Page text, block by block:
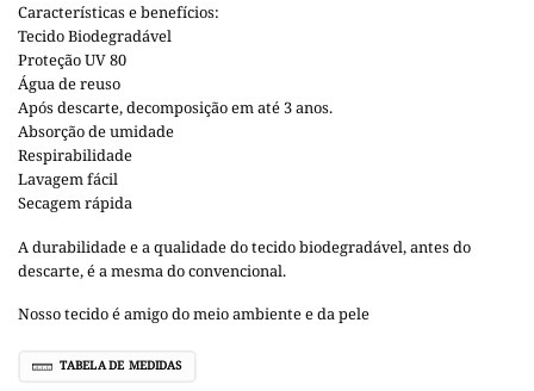
Características e benefícios:
Tecido Biodegradável
Proteção UV 80
Água de reuso
Após descarte, decomposição em até 3 anos.
Absorção de umidade
Respirabilidade
Lavagem fácil
Secagem rápida
A durabilidade e a qualidade do tecido biodegradável, antes do
descarte, é a mesma do convencional.
Nosso tecido é amigo do meio ambiente e da pele
TABELA DE MEDIDAS